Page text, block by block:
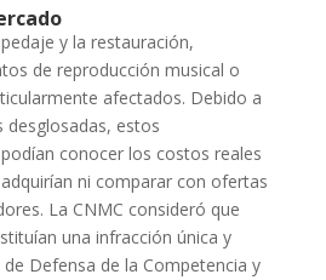
y la restauración,
de reproducción musical o
afectados. Debido a
desglosadas, estos
conocer los costos reales
ni comparar con ofertas
La CNMC consideró que
una infracción única y
Defensa de la Competencia y